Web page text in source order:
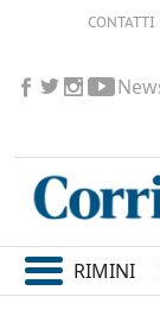
CONTATTI
RIMINI